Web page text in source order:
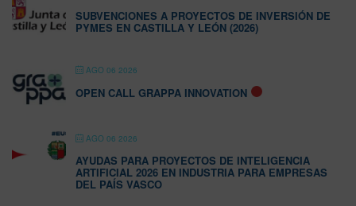
SUBVENCIONES A PROYECTOS DE INVERSIÓN DE
PYMES EN CASTILLA Y LEÓN (2026)
AGO 06 2026
OPEN CALL GRAPPA INNOVATION
AGO 06 2026
AYUDAS PARA PROYECTOS DE INTELIGENCIA
ARTIFICIAL 2026 EN INDUSTRIA PARA EMPRESAS
DEL PAÍS VASCO